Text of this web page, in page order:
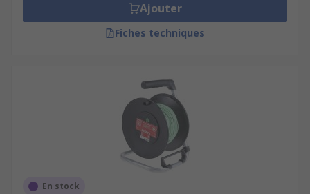
Ajouter
Fiches techniques
En stock